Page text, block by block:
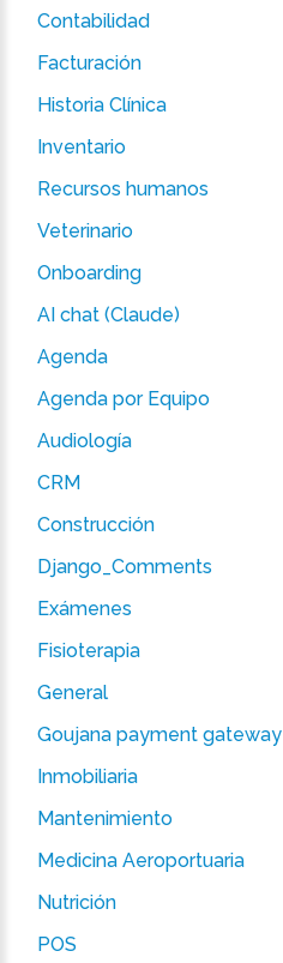
Contabilidad
Facturación
Historia Clínica
Inventario
Recursos humanos
Veterinario
Onboarding
AI chat (Claude)
Agenda
Agenda por Equipo
Audiología
CRM
Construcción
Django_Comments
Exámenes
Fisioterapia
General
Goujana payment gateway
Inmobiliaria
Mantenimiento
Medicina Aeroportuaria
Nutrición
POS